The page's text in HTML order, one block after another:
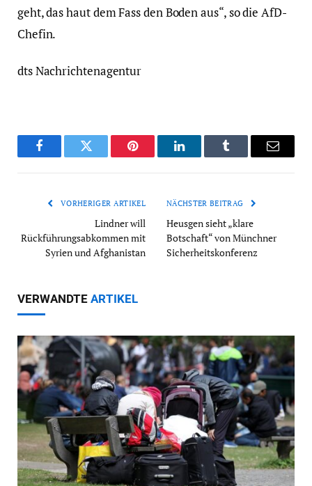
geht, das haut dem Fass den Boden aus“, so die AfD-
Chefin.
dts Nachrichtenagentur
FacebookTwitter Pinterest LinkedInTumblr Email
VORHERIGER ARTIKEL
Lindner will
Rückführungsabkommen mit
Syrien und Afghanistan
NÄCHSTER BEITRAG
Heusgen sieht „klare
Botschaft“ von Münchner
Sicherheitskonferenz
VERWANDTE ARTIKEL